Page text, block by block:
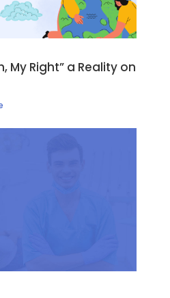
My Right” a Reality on